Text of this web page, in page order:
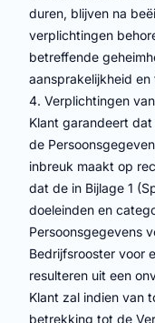
duren, blijven na
verplichtingen
betreffende
aansprakelijkheid
4. Verplichtingen
Klant garandeert
de
inbreuk maakt op
dat de in Bijlage 1
doeleinden en
Persoonsgegevens
Bedrijfsrooster voor
resulteren uit een
Klant zal indien van
betrekking tot de